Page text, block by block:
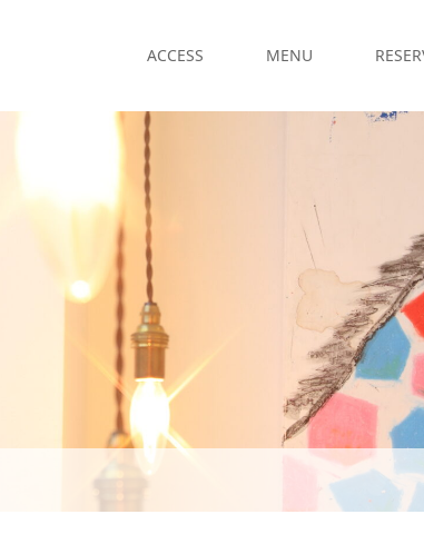
ACCESS MENU